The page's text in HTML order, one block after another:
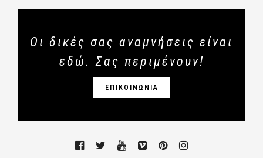
Οι δικές σας αναμνήσεις είναι
εδώ. Σας περιμένουν!
ΕΠΙΚΟΙΝΩΝΙΑ